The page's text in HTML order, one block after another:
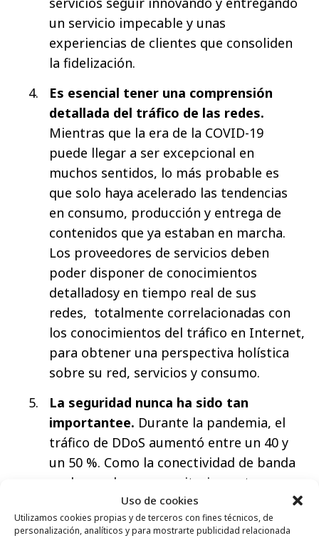
Uso de cookies
Utilizamos cookies propias y de terceros con fines técnicos, de
personalización, analíticos y para mostrarte publicidad relacionada
un servicio impecable y unas
experiencias de clientes que consoliden
la fidelización.
Es esencial tener una comprensión
detallada del tráfico de las redes.
Mientras que la era de la COVID-19
puede llegar a ser excepcional en
muchos sentidos, lo más probable es
que solo haya acelerado las tendencias
en consumo, producción y entrega de
contenidos que ya estaban en marcha.
Los proveedores de servicios deben
poder disponer de conocimientos
detalladosy en tiempo real de sus
redes, totalmente correlacionadas con
los conocimientos del tráfico en Internet,
para obtener una perspectiva holística
sobre su red, servicios y consumo.
La seguridad nunca ha sido tan
importantee. Durante la pandemia, el
tráfico de DDoS aumentó entre un 40 y
un 50 %. Como la conectividad de banda
ancha es ahora mayoritariamente un
servicio esencial, la protección de la
infraestructura de las redes y los